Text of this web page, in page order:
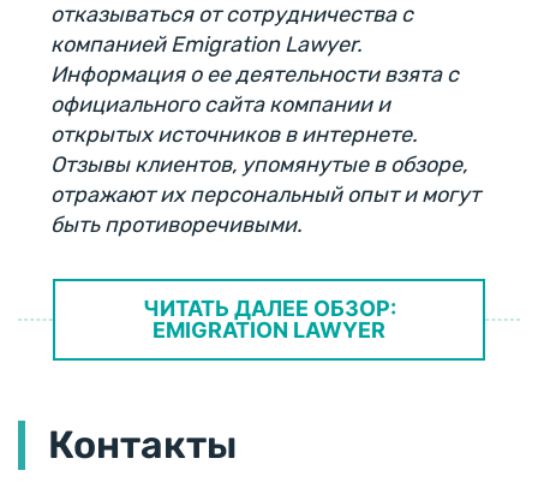
отказываться от сотрудничества с
компанией Emigration Lawyer.
Информация о ее деятельности взята с
официального сайта компании и
открытых источников в интернете.
Отзывы клиентов, упомянутые в обзоре,
отражают их персональный опыт и могут
быть противоречивыми.
ЧИТАТЬ ДАЛЕЕ ОБЗОР:
EMIGRATION LAWYER
Контакты